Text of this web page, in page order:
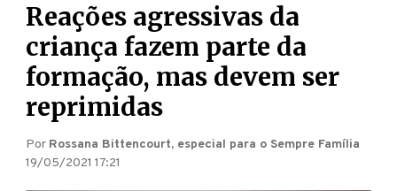
Reações agressivas da
criança fazem parte da
formação, mas devem ser
reprimidas
Por Rossana Bittencourt, especial para o Sempre Família
19/05/2021 17:21